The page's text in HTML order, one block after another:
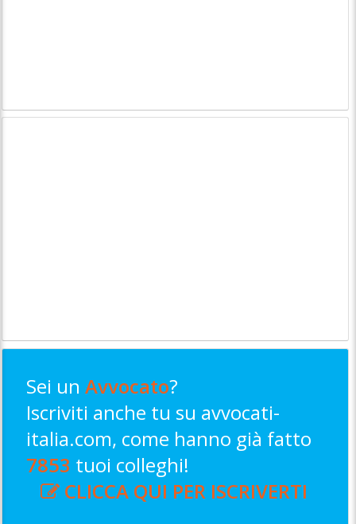
Sei unAvvocato?
Iscriviti anche tu su avvocati-
italia.com, come hanno già fatto
7853 tuoi colleghi!
CLICCA QUI PER ISCRIVERTI